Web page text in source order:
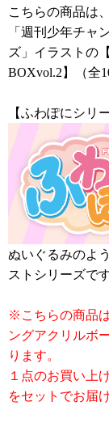
こちらの商品は
「週刊少年チャ
ズ」イラストの
BOXvol.2】（全
【ふわぽにシリ
ぬいぐるみのよ
ストシリーズです
※こちらの商品
ングアクリルボ
ります。
１点のお買い上
をセットでお届